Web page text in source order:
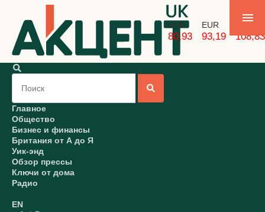
USD
80,93
EUR
93,19 108,83
Главное
Общество
Бизнес и финансы
Британия от А до Я
Уик-энд
Обзор прессы
Ключи от дома
Радио
EN